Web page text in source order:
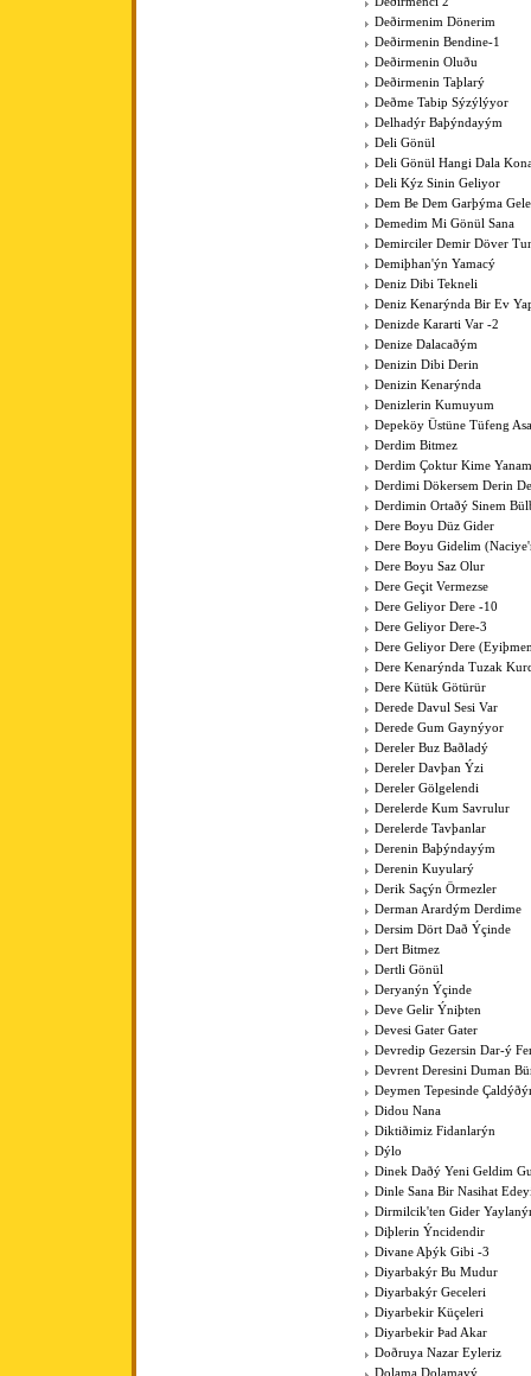
Deðirmenim Dönerim
Deðirmenin Bendine-1
Deðirmenin Oluðu
Deðirmenin Taþlarý
Deðme Tabip Sýzýlýyor
Delhadýr Baþýndayým
Deli Gönül
Deli Gönül Hangi Dala
Deli Kýz Sinin Geliyor
Dem Be Dem Garþýma
Demedim Mi Gönül Sana
Demirciler Demir Döver
Demiþhan'ýn Yamacý
Deniz Dibi Tekneli
Deniz Kenarýnda Bir Ev
Denizde Kararti Var -2
Denize Dalacaðým
Denizin Dibi Derin
Denizin Kenarýnda
Denizlerin Kumuyum
Depeköy Üstüne Tüfeng
Derdim Bitmez
Derdim Çoktur Kime
Derdimi Dökersem Derin
Derdimin Ortaðý Sinem
Dere Boyu Düz Gider
Dere Boyu Gidelim
Dere Boyu Saz Olur
Dere Geçit Vermezse
Dere Geliyor Dere -10
Dere Geliyor Dere-3
Dere Geliyor Dere
Dere Kenarýnda Tuzak
Dere Kütük Götürür
Derede Davul Sesi Var
Derede Gum Gaynýyor
Dereler Buz Baðladý
Dereler Davþan Ýzi
Dereler Gölgelendi
Derelerde Kum Savrulur
Derelerde Tavþanlar
Derenin Baþýndayým
Derenin Kuyularý
Derik Saçýn Örmezler
Derman Arardým Derdime
Dersim Dört Dað Ýçinde
Dert Bitmez
Dertli Gönül
Deryanýn Ýçinde
Deve Gelir Ýniþten
Devesi Gater Gater
Devredip Gezersin Dar-ý
Devrent Deresini Duman
Deymen Tepesinde
Didou Nana
Diktiðimiz Fidanlarýn
Dýlo
Dinek Daðý Yeni Geldim
Dinle Sana Bir Nasihat
Dirmilcik'ten Gider
Diþlerin Ýncidendir
Divane Aþýk Gibi -3
Diyarbakýr Bu Mudur
Diyarbakýr Geceleri
Diyarbekir Küçeleri
Diyarbekir Þad Akar
Doðruya Nazar Eyleriz